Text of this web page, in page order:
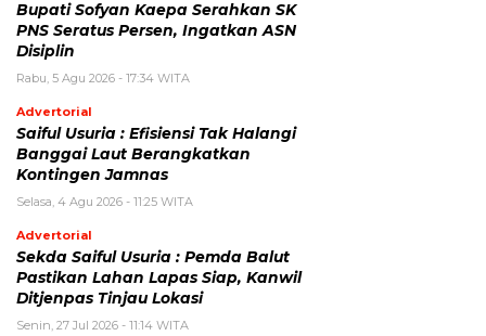
Bupati Sofyan Kaepa Serahkan SK
PNS Seratus Persen, Ingatkan ASN
Disiplin
Rabu, 5 Agu 2026 - 17:34 WITA
Advertorial
Saiful Usuria : Efisiensi Tak Halangi
Banggai Laut Berangkatkan
Kontingen Jamnas
Selasa, 4 Agu 2026 - 11:25 WITA
Advertorial
Sekda Saiful Usuria : Pemda Balut
Pastikan Lahan Lapas Siap, Kanwil
Ditjenpas Tinjau Lokasi
Senin, 27 Jul 2026 - 11:14 WITA